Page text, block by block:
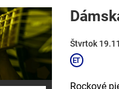
Štvrtok
Rockové